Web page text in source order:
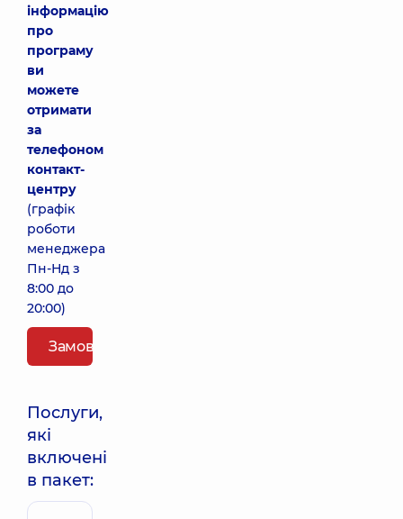
інформацію
про
програму
ви
можете
отримати
за
телефоном
контакт-
центру
(графік
роботи
менеджера
Пн-Нд з
8:00 до
20:00)
Замовити пакет
Послуги,
які
включені
в пакет: